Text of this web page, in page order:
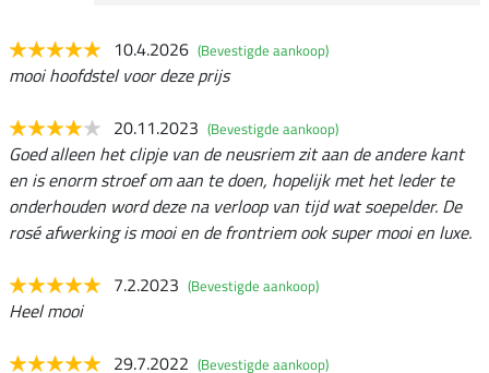
10.4.2026 (Bevestigde aankoop)
mooi hoofdstel voor deze prijs
20.11.2023 (Bevestigde aankoop)
Goed alleen het clipje van de neusriem zit aan de andere kant
en is enorm stroef om aan te doen, hopelijk met het leder te
onderhouden word deze na verloop van tijd wat soepelder. De
rosé afwerking is mooi en de frontriem ook super mooi en luxe.
7.2.2023 (Bevestigde aankoop)
Heel mooi
29.7.2022 (Bevestigde aankoop)